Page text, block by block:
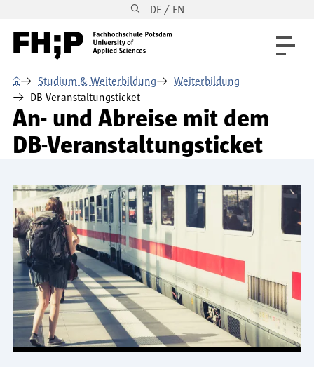
Direkt zur Hauptnavigation DE / EN
⌂ Studium & Weiterbildung
Weiterbildung
DB-Veranstaltungsticket
An- und Abreise mit dem
DB-Veranstaltungsticket